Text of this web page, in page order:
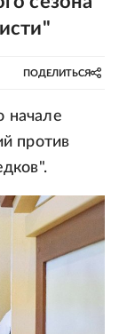
ПОДЕЛИТЬСЯ
начале
против